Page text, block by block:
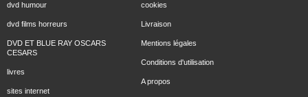
dvd humour
dvd films horreurs
DVD ET BLUE RAY OSCARS
CESARS
livres
sites internet
cookies
Livraison
Mentions légales
Conditions d'utilisation
A propos